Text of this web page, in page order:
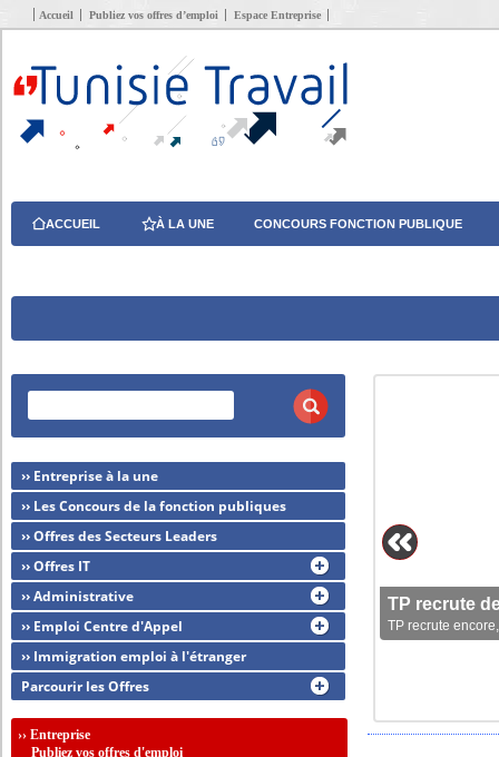
Accueil Publiez vos offres d’emploi Espace Entreprise
ACCUEIL À LA UNE CONCOURS FONCTION PUBLIQUE
TP recrute
TP recrute
›› Entreprise à la une
›› Les Concours de la fonction publiques
›› Offres des Secteurs Leaders
›› Offres IT
›› Administrative
›› Emploi Centre d'Appel
›› Immigration emploi à l'étranger
Parcourir les Offres
››Entreprise
Publiez vos offres d'emploi